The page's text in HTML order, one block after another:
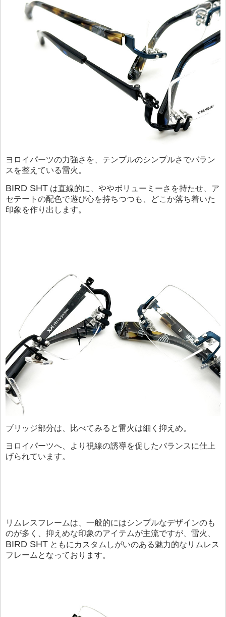
ヨロイパーツの力強さを、テンプルのシンプルさでバラン
スを整えている雷火。
BIRD SHT は直線的に、ややボリューミーさを持たせ、ア
セテートの配色で遊び心を持ちつつも、どこか落ち着いた
印象を作り出します。
ブリッジ部分は、比べてみると雷火は細く抑えめ。
ヨロイパーツへ、より視線の誘導を促したバランスに仕上
げられています。
リムレスフレームは、一般的にはシンプルなデザインのも
のが多く、抑えめな印象のアイテムが主流ですが、雷火、
BIRD SHT ともにカスタムしがいのある魅力的なリムレス
フレームとなっております。